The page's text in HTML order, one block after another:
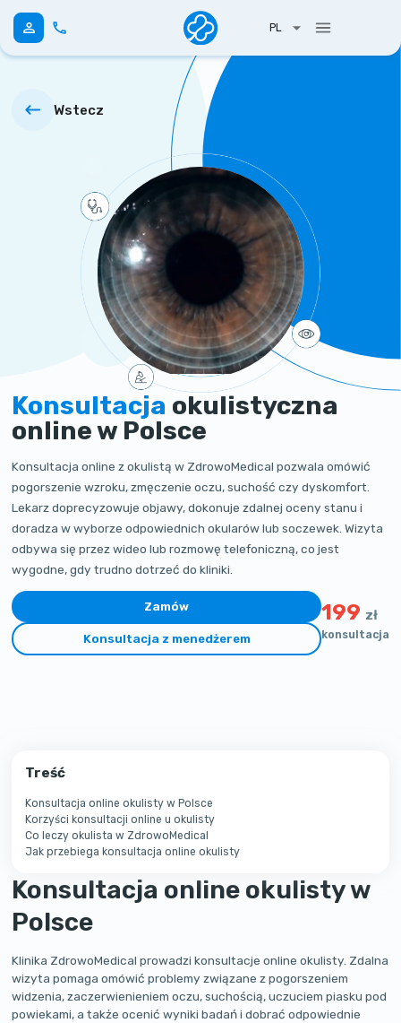
PL
Wstecz
Konsultacja okulistyczna
online w Polsce
Konsultacja online z okulistą w ZdrowoMedical pozwala omówić
pogorszenie wzroku, zmęczenie oczu, suchość czy dyskomfort.
Lekarz doprecyzowuje objawy, dokonuje zdalnej oceny stanu i
doradza w wyborze odpowiednich okularów lub soczewek. Wizyta
odbywa się przez wideo lub rozmowę telefoniczną, co jest
wygodne, gdy trudno dotrzeć do kliniki.
Zamów
Konsultacja z menedżerem
199 zł
konsultacja
Konsultacja online okulisty w
Polsce
Klinika ZdrowoMedical prowadzi konsultacje online okulisty. Zdalna
wizyta pomaga omówić problemy związane z pogorszeniem
widzenia, zaczerwienieniem oczu, suchością, uczuciem piasku pod
powiekami, a także ocenić wyniki badań i dobrać odpowiednie
Treść
Konsultacja online okulisty w Polsce
Korzyści konsultacji online u okulisty
Co leczy okulista w ZdrowoMedical
Jak przebiega konsultacja online okulisty